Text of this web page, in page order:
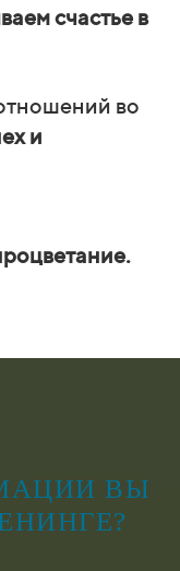
счастье в
во
и
ВЫ